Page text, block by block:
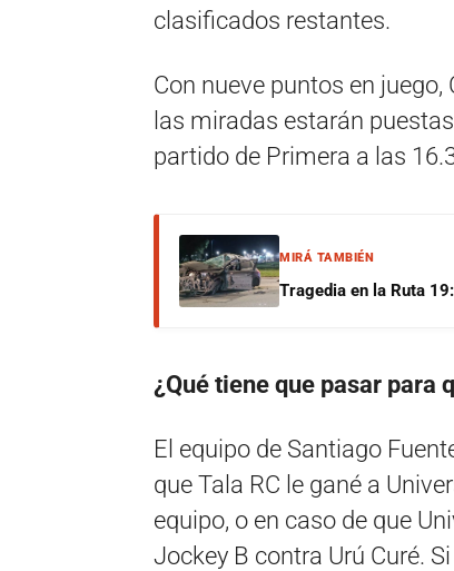
clasificados restantes.
Con nueve puntos en
las miradas estarán
partido de Primera a las
MIRÁ TAMBIÉN
Tragedia en la Ruta
¿Qué tiene que pasar para
El equipo de Santiago
que Tala RC le gané a
equipo, o en caso de que
Jockey B contra Urú Curé.